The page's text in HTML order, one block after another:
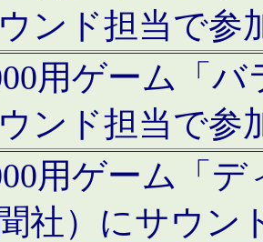
ンド担当で参
用ゲーム「
ンド担当で参
用ゲーム「
社）にサウン